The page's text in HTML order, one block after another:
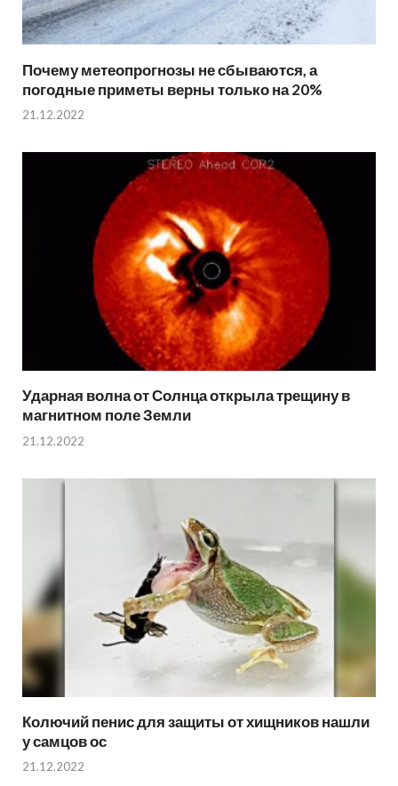
Почему метеопрогнозы не сбываются, а
погодные приметы верны только на 20%
21.12.2022
Ударная волна от Солнца открыла трещину в
магнитном поле Земли
21.12.2022
Колючий пенис для защиты от хищников нашли
у самцов ос
21.12.2022